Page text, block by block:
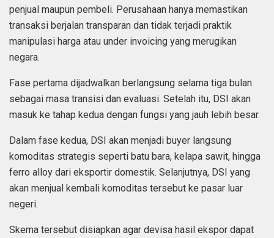
penjual maupun pembeli. Perusahaan hanya memastikan
transaksi berjalan transparan dan tidak terjadi praktik
manipulasi harga atau under invoicing yang merugikan
negara.
Fase pertama dijadwalkan berlangsung selama tiga bulan
sebagai masa transisi dan evaluasi. Setelah itu, DSI akan
masuk ke tahap kedua dengan fungsi yang jauh lebih besar.
Dalam fase kedua, DSI akan menjadi buyer langsung
komoditas strategis seperti batu bara, kelapa sawit, hingga
ferro alloy dari eksportir domestik. Selanjutnya, DSI yang
akan menjual kembali komoditas tersebut ke pasar luar
negeri.
Skema tersebut disiapkan agar devisa hasil ekspor dapat